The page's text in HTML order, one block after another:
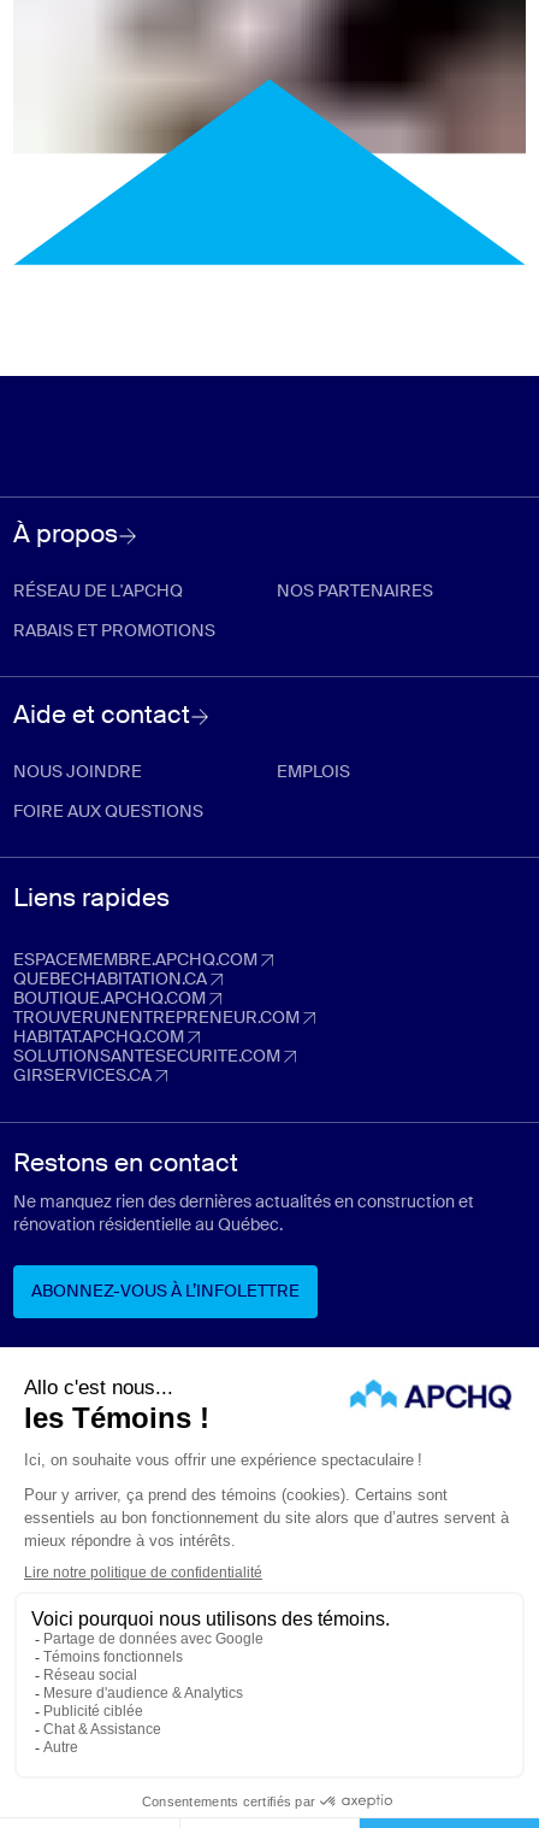
À propos
RÉSEAU DE L'APCHQ NOS PARTENAIRES
RABAIS ET PROMOTIONS
Aide et contact
NOUS JOINDRE EMPLOIS
FOIRE AUX QUESTIONS
Liens rapides
ESPACEMEMBRE.APCHQ.COM
espacemembre.apchq.com (Ouvre dans un nouvel onglet)
QUEBECHABITATION.CA
quebechabitation.ca (Ouvre dans un nouvel onglet)
BOUTIQUE.APCHQ.COM
boutique.apchq.com (Ouvre dans un nouvel onglet)
TROUVERUNENTREPRENEUR.COM
trouverunentrepreneur.com (Ouvre dans un nouvel onglet)
HABITAT.APCHQ.COM
habitat.apchq.com (Ouvre dans un nouvel onglet)
SOLUTIONSANTESECURITE.COM
solutionsantesecurite.com (Ouvre dans un nouvel onglet)
GIRSERVICES.CA
Restons en contact
Ne manquez rien des dernières actualités en construction et
rénovation résidentielle au Québec.
ABONNEZ-VOUS À L’INFOLETTRE
ABONNEZ-VOUS À L’INFOLETTRE
Suivez-nous
ÉNONCÉS LÉGAUX
CONFIDENTIALITÉ
PROTECTION DES RENSEIGNEMENTS PERSONNELS
© APCHQ 2026. TOUS DROITS RÉSERVÉS.